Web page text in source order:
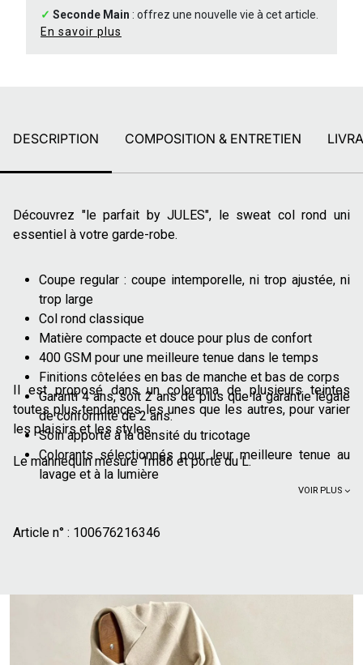
✓ Seconde Main : offrez une nouvelle vie à cet article.
En savoir plus
DESCRIPTION COMPOSITION & ENTRETIEN
Découvrez "le parfait by JULES", le sweat col rond uni
essentiel à votre garde-robe.
Coupe regular : coupe intemporelle, ni trop ajustée, ni
trop large
Col rond classique
Matière compacte et douce pour plus de confort
400 GSM pour une meilleure tenue dans le temps
Finitions côtelées en bas de manche et bas de corps
Garanti 4 ans, soit 2 ans de plus que la garantie légale
de conformité de 2 ans.
Soin apporté à la densité du tricotage
Colorants sélectionnés pour leur meilleure tenue au
lavage et à la lumière
tiers selon un référentiel social et environnemental
sans produits chimiques de synthèse (pesticides,
insecticides, engrais). Plus de 70% des cultures de
coton issu de l'agriculture biologique n'utilisent pas
d'irrigation artificielle et se contentent de l'eau de pluie
Il est proposé dans un colorama de plusieurs teintes
toutes plus tendances les unes que les autres, pour varier
les plaisirs et les styles.
Le mannequin mesure 1m86 et porte du L.
VOIR PLUS
Article n° : 100676216346